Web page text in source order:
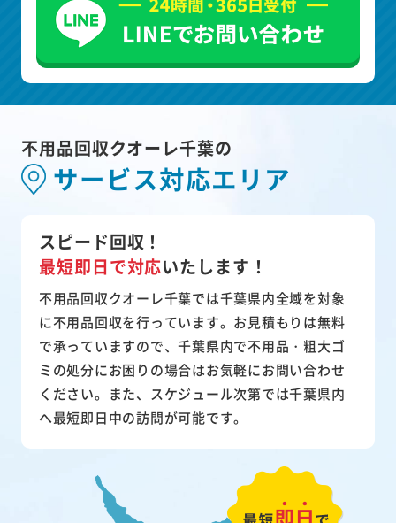
不用品回収クオーレ千葉の
サービス対応エリア
スピード回収！
最短即日で対応いたします！
不用品回収クオーレ千葉では千葉県内全域を対象
に不用品回収を行っています。お見積もりは無料
で承っていますので、千葉県内で不用品・粗大ゴ
ミの処分にお困りの場合はお気軽にお問い合わせ
ください。また、スケジュール次第では千葉県内
へ最短即日中の訪問が可能です。